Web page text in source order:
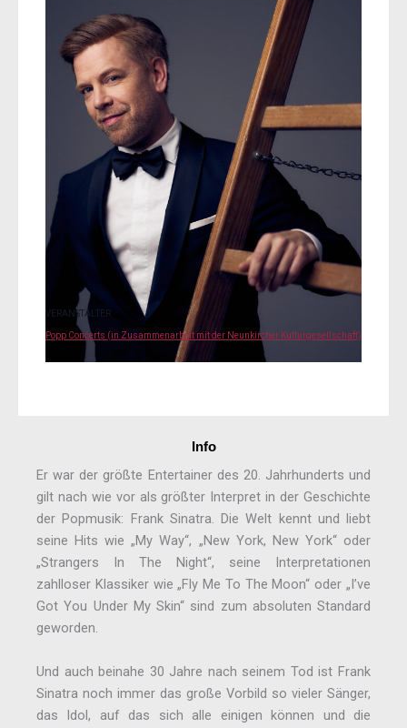
VERANSTALTER
Popp Concerts (in Zusammenarbeit mit der Neunkircher Kulturgesellschaft)
Info
Er war der größte Entertainer des 20. Jahrhunderts und
gilt nach wie vor als größter Interpret in der Geschichte
der Popmusik: Frank Sinatra. Die Welt kennt und liebt
seine Hits wie „My Way“, „New York, New York“ oder
„Strangers In The Night“, seine Interpretationen
zahlloser Klassiker wie „Fly Me To The Moon“ oder „I’ve
Got You Under My Skin“ sind zum absoluten Standard
geworden.
Und auch beinahe 30 Jahre nach seinem Tod ist Frank
Sinatra noch immer das große Vorbild so vieler Sänger,
das Idol, auf das sich alle einigen können und die